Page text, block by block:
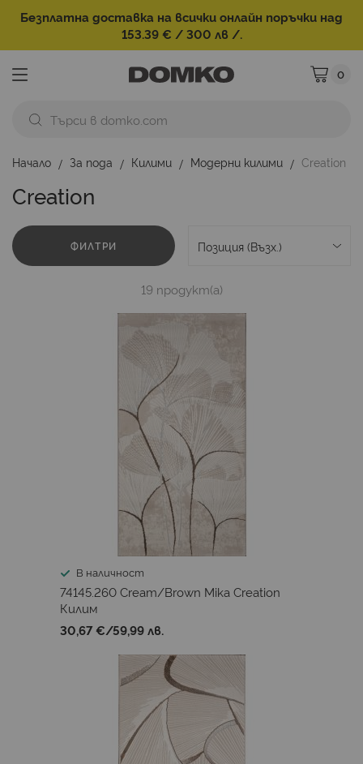
Безплатна доставка на всички онлайн поръчки над
153.39 € / 300 лв /.
Моята
0
Начало За пода Килими Модерни килими Creation
Creation
ФИЛТРИ
19 продукт(а)
В наличност
74145.260 Cream/Brown Mika Creation
Килим
30,67 €/59,99 лв.